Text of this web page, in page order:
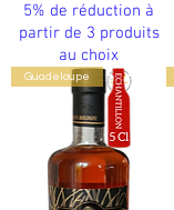
5% de réduction à
partir de 3 produits
au choix
Guadeloupe